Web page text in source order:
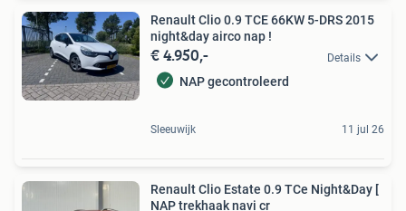
Renault Clio 0.9 TCE 66KW 5-DRS 2015
night&day airco nap !
€ 4.950,- Details
NAP gecontroleerd
Sleeuwijk 11 jul 26
Renault Clio Estate 0.9 TCe Night&Day [
NAP trekhaak navi cr